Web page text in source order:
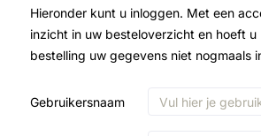
Hieronder kunt u inloggen. Met een
inzicht in uw besteloverzicht en hoeft
bestelling uw gegevens niet nogmaals
Gebruikersnaam